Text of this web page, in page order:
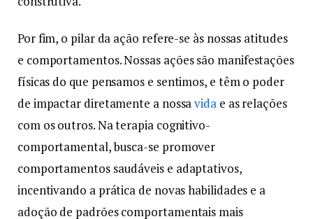
Por fim, o pilar da ação refere-se às nossas atitudes
e comportamentos. Nossas ações são manifestações
físicas do que pensamos e sentimos, e têm o poder
de impactar diretamente a nossavidae as relações
com os outros. Na terapia cognitivo-
comportamental, busca-se promover
comportamentos saudáveis e adaptativos,
incentivando a prática de novas habilidades e a
adoção de padrões comportamentais mais